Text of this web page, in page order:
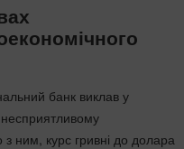
банк виклав у
з ним, курс гривні до долара